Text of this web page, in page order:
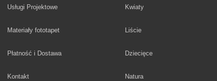
Usługi Projektowe
Materiały fototapet
Płatność i Dostawa
Kontakt
Fototapety
Kwiaty
Fototapety
Liście
Fototapety
Dziecięce
Fototapety
Natura